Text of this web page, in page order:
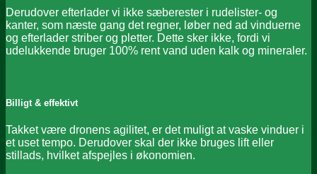
Derudover efterlader vi ikke sæberester i rudelister- og
kanter, som næste gang det regner, løber ned ad vinduerne
og efterlader striber og pletter. Dette sker ikke, fordi vi
udelukkende bruger 100% rent vand uden kalk og mineraler.
Billigt & effektivt
Takket være dronens agilitet, er det muligt at vaske vinduer i
et uset tempo. Derudover skal der ikke bruges lift eller
stillads, hvilket afspejles i økonomien.